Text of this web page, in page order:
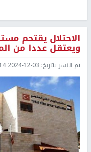
الاحتلال يقتحم
ويعتقل عددا من
تم النشر بتاريخ: 2024-12-03 13:14